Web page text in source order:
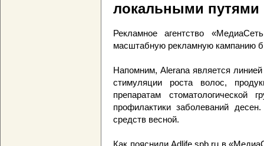
локальными путями
Рекламное агентство
масштабную рекламную кампанию
Напомним, Alerana является
стимуляции роста волос,
препаратам
профилактики заболеваний
средств весной.